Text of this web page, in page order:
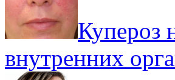
Купероз
внутренних